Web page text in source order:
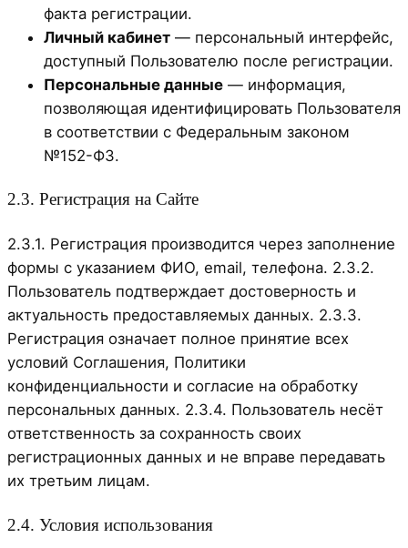
факта регистрации.
Личный кабинет — персональный интерфейс,
доступный Пользователю после регистрации.
Персональные данные — информация,
позволяющая идентифицировать Пользователя
в соответствии с Федеральным законом
№152-ФЗ.
2.3. Регистрация на Сайте
2.3.1. Регистрация производится через заполнение
формы с указанием ФИО, email, телефона. 2.3.2.
Пользователь подтверждает достоверность и
актуальность предоставляемых данных. 2.3.3.
Регистрация означает полное принятие всех
условий Соглашения, Политики
конфиденциальности и согласие на обработку
персональных данных. 2.3.4. Пользователь несёт
ответственность за сохранность своих
регистрационных данных и не вправе передавать
их третьим лицам.
2.4. Условия использования